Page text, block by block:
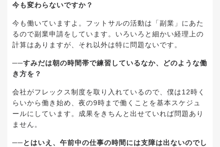
今も変わらないですか？
今も働いていますよ。フットサルの活動は「副業」にあた
るので副業申請をしています。いろいろと細かい経理上の
計算はありますが、それ以外は特に問題ないです。
──すみだは朝の時間帯で練習しているなか、どのような働
き方を？
会社がフレックス制度を取り入れているので、僕は12時く
らいから働き始め、夜の9時まで働くことを基本スケジュ
ールにしています。成果をきちんと出せていれば問題あり
ません。
──とはいえ、午前中の仕事の時間には支障は出ないのでし